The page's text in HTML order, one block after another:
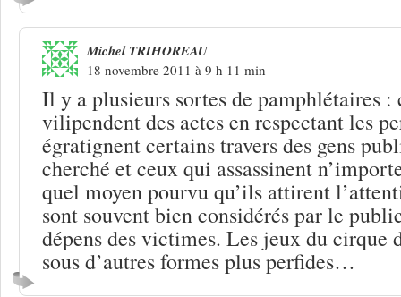
Michel TRIHOREAU
18 novembre 2011 à 9 h 11 min
Il y a plusieurs sortes de pamphlétaires :
vilipendent des actes en respectant les
égratignent certains travers des gens
cherché et ceux qui assassinent
quel moyen pourvu qu’ils attirent
sont souvent bien considérés par le
dépens des victimes. Les jeux du cirque
sous d’autres formes plus perfides…